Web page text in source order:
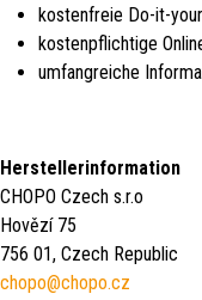
kostenfreie Do-it-
kostenpflichtige
umfangreiche
Herstellerinformation
CHOPO Czech s.r.o
Hovězí 75
756 01, Czech Republic
chopo@chopo.cz